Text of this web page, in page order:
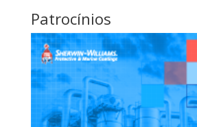
Patrocínios